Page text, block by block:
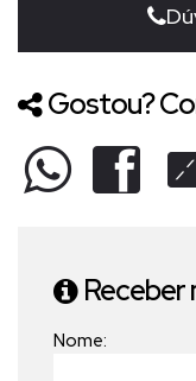
Gostou?
Receber
Nome: